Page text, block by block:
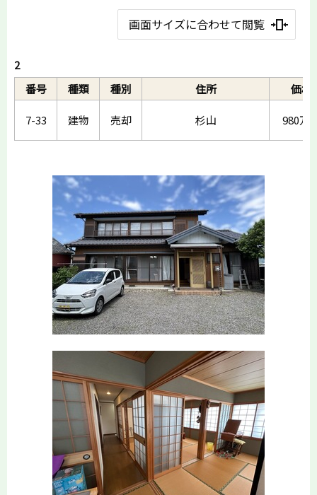
画面サイズに合わせて閲覧
2
番号
種類 種別 住所 価格
7-33 建物 売却 杉山 980万